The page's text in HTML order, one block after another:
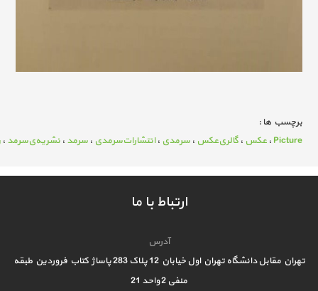
برچسب ها :
Picture ، عکس ، گالری‌عکس ، سرمدی ،انتشارات‌سرمدی ، سرمد ، نشریه‌ی‌سرمد ،
ارتباط با ما
آدرس
تهران مقابل دانشگاه تهران اول خیابان 12 پلاک 283 پاساژ کتاب فروردین طبقه
منفی 2 واحد 21